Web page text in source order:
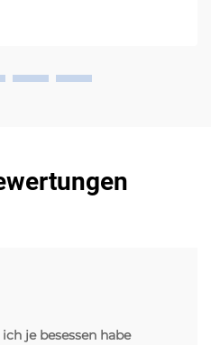
Schützen Sie jetzt Ihre
je besessen habe